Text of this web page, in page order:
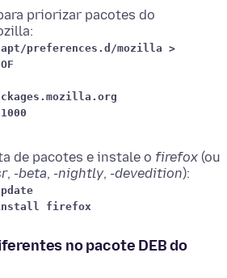
priorizar pacotes do
preferences.d/mozilla >
de pacotes e instale o firefox (ou
, -beta, -nightly, -devedition):
firefox
no pacote DEB do